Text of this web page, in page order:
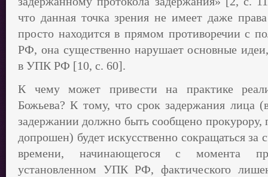
что данная точка зрения не имеет даже
просто находится в прямом противоречии с
РФ, она существенно нарушает основные
в УПК РФ [10, с. 60].
К чему может привести на практике
Божьева? К тому, что срок задержания лица
задержании должно быть сообщено прокурору,
допрошен) будет искусственно сокращаться за
времени, начинающегося с момента
установленном УПК РФ, фактического